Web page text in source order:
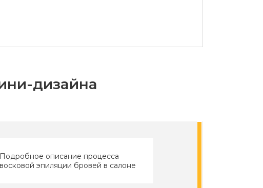
дизайна
Подробное описание процесса
восковой эпиляции бровей в салоне